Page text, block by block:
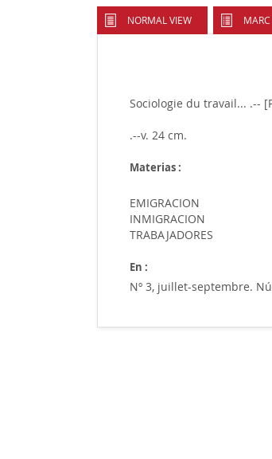
NORMAL VIEW
Sociologie du travail... .--
.--v. 24 cm.
Materias :
EMIGRACION
INMIGRACION
TRABAJADORES
En :
Nº 3, juillet-septembre.